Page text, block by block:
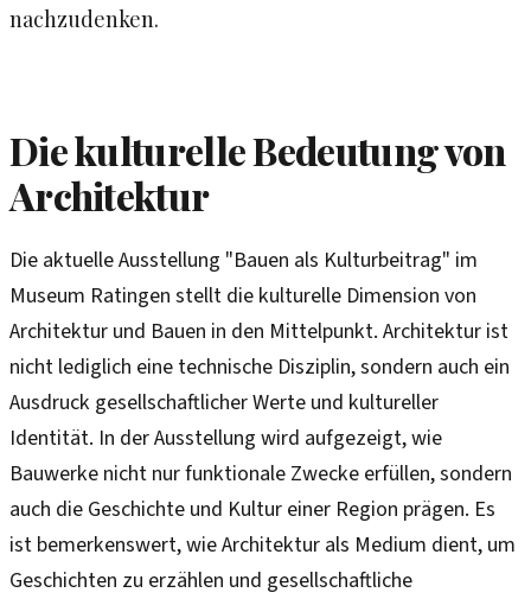
nachzudenken.
Die kulturelle Bedeutung von
Architektur
Die aktuelle Ausstellung "Bauen als Kulturbeitrag" im
Museum Ratingen stellt die kulturelle Dimension von
Architektur und Bauen in den Mittelpunkt. Architektur ist
nicht lediglich eine technische Disziplin, sondern auch ein
Ausdruck gesellschaftlicher Werte und kultureller
Identität. In der Ausstellung wird aufgezeigt, wie
Bauwerke nicht nur funktionale Zwecke erfüllen, sondern
auch die Geschichte und Kultur einer Region prägen. Es
ist bemerkenswert, wie Architektur als Medium dient, um
Geschichten zu erzählen und gesellschaftliche